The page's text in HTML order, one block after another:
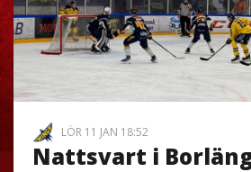
LÖR 11 JAN 18:52
Nattsvart i